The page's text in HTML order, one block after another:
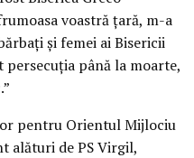
voastră ţară, m-a
şi femei ai Bisericii
până la moarte,
pentru Orientul Mijlociu
alături de PS Virgil,